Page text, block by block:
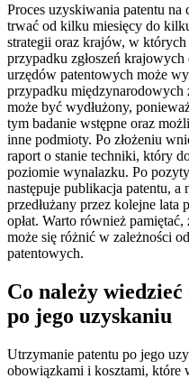
Proces uzyskiwania patentu na
trwać od kilku miesięcy do
strategii oraz krajów, w których
przypadku zgłoszeń
urzędów patentowych może
przypadku międzynarodowych
może być wydłużony,
tym badanie wstępne oraz
inne podmioty. Po złożeniu
raport o stanie techniki, który
poziomie wynalazku. Po
następuje publikacja patentu, a
przedłużany przez kolejne lata
opłat. Warto również
może się różnić w zależności
patentowych.
Co należy
po jego uzyskaniu
Utrzymanie patentu po jego
obowiązkami i kosztami, które